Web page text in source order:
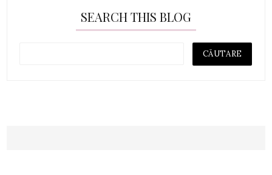
SEARCH THIS BLOG